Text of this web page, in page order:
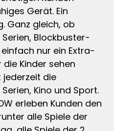
Gerät. Ein
Ganz gleich, ob
Blockbuster-
nur ein Extra-
Kinder sehen
jederzeit die
Kino und Sport.
erleben Kunden den
alle Spiele der